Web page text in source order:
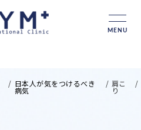
MENU
/ 日本人が気をつけるべき
病気
/ 肩こ
り
/